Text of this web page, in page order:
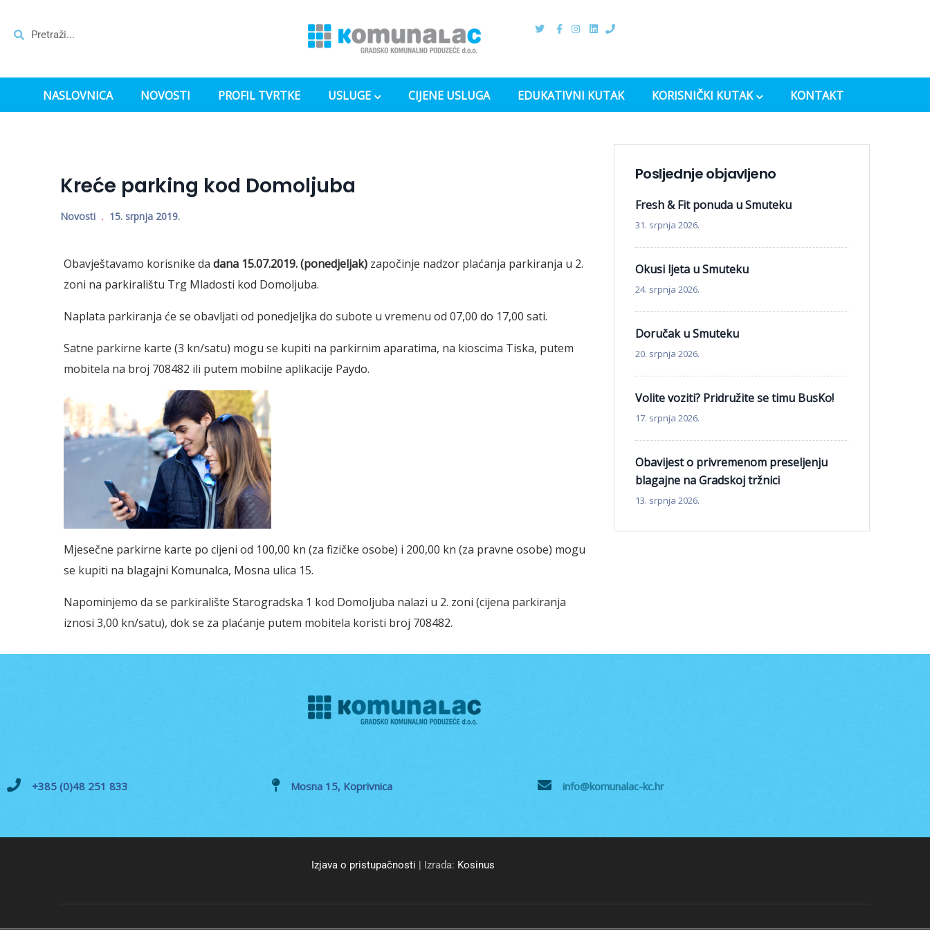
NASLOVNICA NOVOSTI PROFIL TVRTKE USLUGE CIJENE USLUGA EDUKATIVNI KUTAK KORISNIČKI KUTAK KONTAKT
Kreće parking kod Domoljuba
Novosti 15. srpnja 2019.
Obavještavamo korisnike da dana 15.07.2019. (ponedjeljak) započinje nadzor plaćanja parkiranja u 2.
zoni na parkiralištu Trg Mladosti kod Domoljuba.
Naplata parkiranja će se obavljati od ponedjeljka do subote u vremenu od 07,00 do 17,00 sati.
Satne parkirne karte (3 kn/satu) mogu se kupiti na parkirnim aparatima, na kioscima Tiska, putem
mobitela na broj 708482 ili putem mobilne aplikacije Paydo.
Mjesečne parkirne karte po cijeni od 100,00 kn (za fizičke osobe) i 200,00 kn (za pravne osobe) mogu
se kupiti na blagajni Komunalca, Mosna ulica 15.
Napominjemo da se parkiralište Starogradska 1 kod Domoljuba nalazi u 2. zoni (cijena parkiranja
iznosi 3,00 kn/satu), dok se za plaćanje putem mobitela koristi broj 708482.
Posljednje objavljeno
Fresh & Fit ponuda u Smuteku
31. srpnja 2026.
Okusi ljeta u Smuteku
24. srpnja 2026.
Doručak u Smuteku
20. srpnja 2026.
Volite voziti? Pridružite se timu BusKo!
17. srpnja 2026.
Obavijest o privremenom preseljenju
blagajne na Gradskoj tržnici
13. srpnja 2026.
+385 (0)48 251 833 Mosna 15, Koprivnica info@komunalac-kc.hr
Izjava o pristupačnosti | Izrada: Kosinus